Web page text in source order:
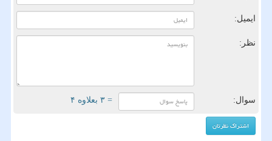
ایمیل:
نظر:
سوال: = ۳ بعلاوه ۴